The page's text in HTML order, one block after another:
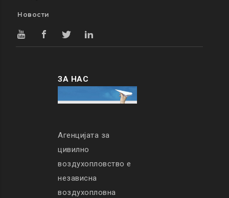
Новости
ЗА НАС
Агенцијата за
цивилно
воздухопловство е
независна
воздухопловна